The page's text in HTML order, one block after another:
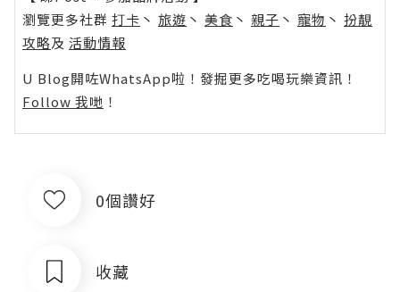
瀏覽更多社群 打卡 丶 旅遊 丶 美食 丶 親子 丶 寵物 丶 扮靚
攻略及 活動情報
U Blog開咗WhatsApp啦！發掘更多吃喝玩樂資訊！
Follow 我哋 ！
0個讚好
收藏